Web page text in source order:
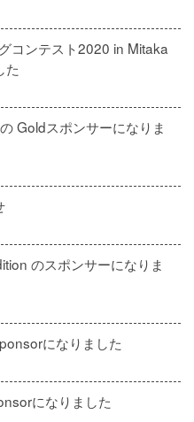
コンテスト2020 in Mitaka
た
Goldスポンサーになりま
のスポンサーになりま
になりました
になりました